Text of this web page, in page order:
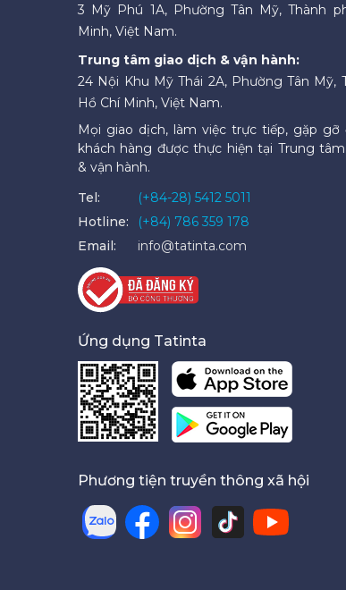
3 Mỹ Phú 1A, Phường Tân Mỹ, Thành
Minh, Việt Nam.
Trung tâm giao dịch & vận hành:
24 Nội Khu Mỹ Thái 2A, Phường Tân Mỹ,
Hồ Chí Minh, Việt Nam.
Mọi giao dịch, làm việc trực tiếp, gặp gỡ
khách hàng được thực hiện tại Trung
& vận hành.
Tel:
(+84-28) 5412 5011
Hotline:
(+84) 786 359 178
Email:
info@tatinta.com
Ứng dụng Tatinta
Phương tiện truyền thông xã hội